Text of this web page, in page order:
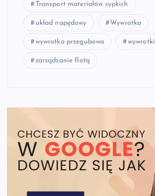
Transport materiałów sypkich
układ napędowy Wywrotka
wywrotka przegubowa wywrotki
zarządzanie flotą